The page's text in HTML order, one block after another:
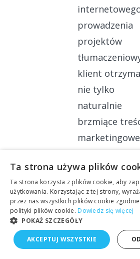
prowadzenia
projektów
klient
nie tylko
naturalnie
brzmiące
ale również
bazę fraz
kluczowych,
które
mu
prowadzoną
Ta strona używa plików
Ta strona korzysta z plików cookie, aby
użytkowania. Korzystając z tej strony,
przez nas wszystkich plików cookie
polityki plików cookie. Dowiedz się więcej
POKAŻ SZCZEGÓŁY
AKCEPTUJ WSZYSTKIE